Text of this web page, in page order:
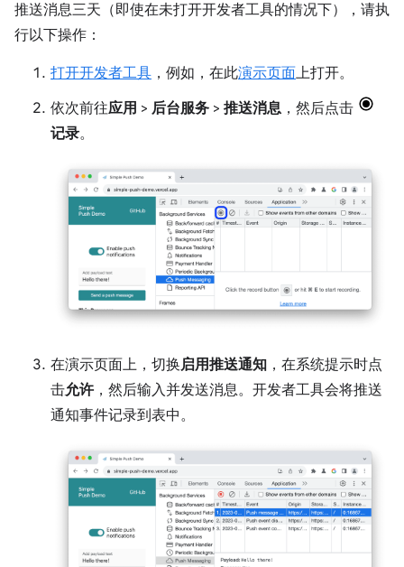
推送消息三天（即使在未打开开发者工具的情况下），请执
行以下操作：
打开开发者工具 ，例如，在此演示页面上打开。
依次前往应用 > 后台服务 > 推送消息 ，然后点击
记录。
在演示页面上，切换启用推送通知 ，在系统提示时点
击允许 ，然后输入并发送消息。开发者工具会将推送
通知事件记录到表中。